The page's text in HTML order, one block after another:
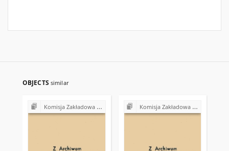
OBJECTS similar
Komisja Zakładowa NSZZ "Solidarność" przy Urzędzie Gminy w Bodzentynie Komisja Zakładowa NSZZ "Solidarność" przy Urzędzie Gminy w Bodzentynie